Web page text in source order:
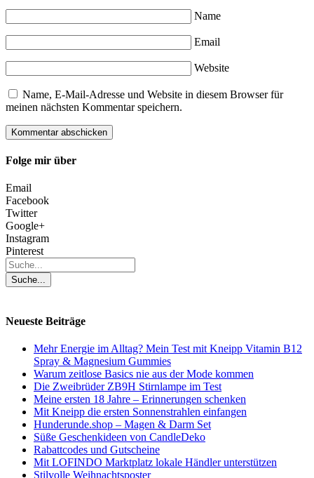
Name
Email
Website
Name, E-Mail-Adresse und Website in diesem Browser für
meinen nächsten Kommentar speichern.
Folge mir über
Email
Facebook
Twitter
Google+
Instagram
Pinterest
Neueste Beiträge
Mehr Energie im Alltag? Mein Test mit Kneipp Vitamin B12
Spray & Magnesium Gummies
Warum zeitlose Basics nie aus der Mode kommen
Die Zweibrüder ZB9H Stirnlampe im Test
Meine ersten 18 Jahre – Erinnerungen schenken
Mit Kneipp die ersten Sonnenstrahlen einfangen
Hunderunde.shop – Magen & Darm Set
Süße Geschenkideen von CandleDeko
Rabattcodes und Gutscheine
Mit LOFINDO Marktplatz lokale Händler unterstützen
Stilvolle Weihnachtsposter